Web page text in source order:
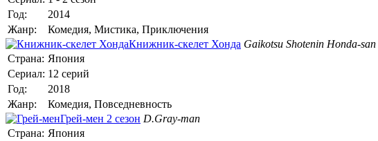
Год:
2014
Жанр:
Комедия, Мистика, Приключения
Книжник-скелет Хонда Gaikotsu Shotenin Honda-san
Страна: Япония
Сериал: 12 серий
Год:
2018
Жанр:
Комедия, Повседневность
Грей-мен 2 сезон D.Gray-man
Страна: Япония